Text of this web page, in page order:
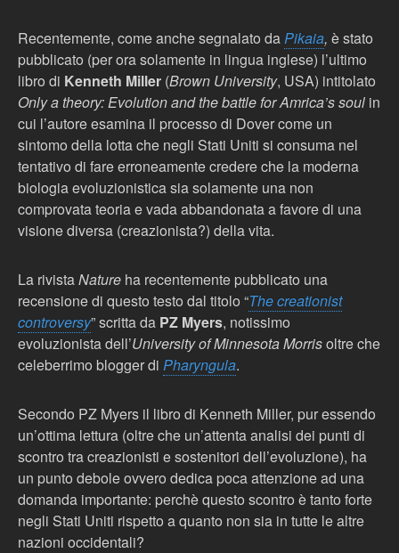
Recentemente, come anche segnalato daPikaia, è stato
pubblicato (per ora solamente in lingua inglese) l’ultimo
libro di Kenneth Miller (Brown University, USA) intitolato
Only a theory: Evolution and the battle for Amrica’s soul in
cui l’autore esamina il processo di Dover come un
sintomo della lotta che negli Stati Uniti si consuma nel
tentativo di fare erroneamente credere che la moderna
biologia evoluzionistica sia solamente una non
comprovata teoria e vada abbandonata a favore di una
visione diversa (creazionista?) della vita.
La rivistaNature ha recentemente pubblicato una
recensione di questo testo dal titolo “The creationist
controversy” scritta da PZ Myers, notissimo
evoluzionista dell’University of Minnesota Morrisoltre che
celeberrimo blogger di Pharyngula.
Secondo PZ Myers il libro di Kenneth Miller, pur essendo
un’ottima lettura (oltre che un’attenta analisi dei punti di
scontro tra creazionisti e sostenitori dell’evoluzione), ha
un punto debole ovvero dedica poca attenzione ad una
domanda importante: perchè questo scontro è tanto forte
negli Stati Uniti rispetto a quanto non sia in tutte le altre
nazioni occidentali?